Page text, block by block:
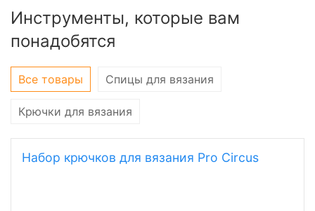
Инструменты, которые вам
понадобятся
Все товары Спицы для вязания
Крючки для вязания
Набор крючков для вязания Pro Circus